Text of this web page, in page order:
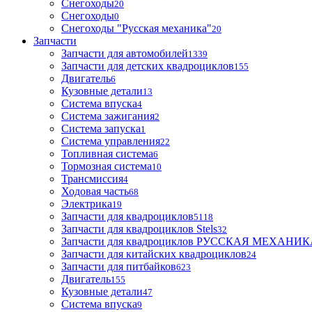
Снегоходы20
Снегоходы0
Снегоходы "Русская механика"20
Запчасти
Запчасти для автомобилей1339
Запчасти для детских квадроциклов155
Двигатель6
Кузовные детали13
Система впуска4
Система зажигания2
Система запуска1
Система управления22
Топливная система6
Тормозная система10
Трансмиссия4
Ходовая часть68
Электрика19
Запчасти для квадроциклов5118
Запчасти для квадроциклов Stels32
Запчасти для квадроциклов РУССКАЯ
Запчасти для китайских квадроциклов24
Запчасти для питбайков623
Двигатель155
Кузовные детали47
Система впуска9